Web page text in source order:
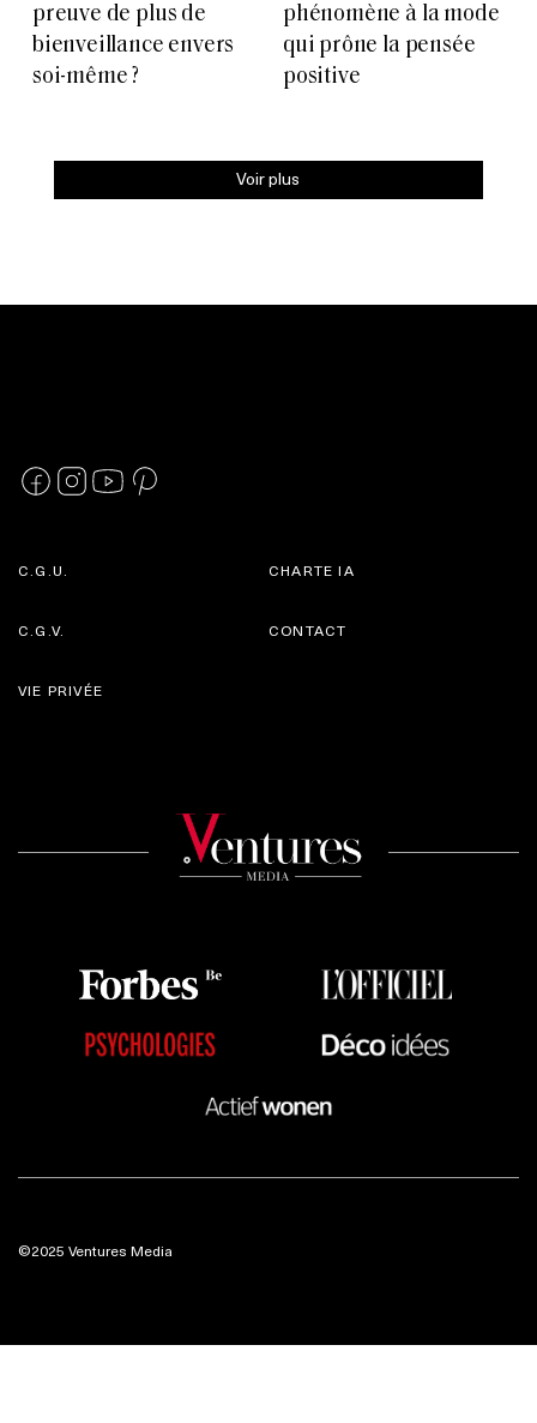
preuve de plus de
bienveillance envers
soi-même ?
phénomène à la mode
qui prône la pensée
positive
Voir plus
C.G.U.
C.G.V.
CHARTE IA
CONTACT
VIE PRIVÉE
©2025 Ventures Media